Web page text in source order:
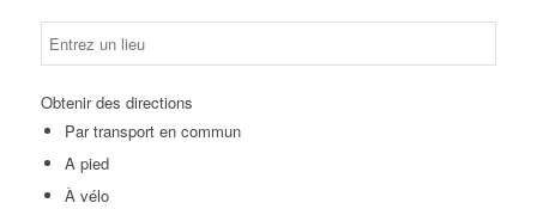
Obtenir des directions
Par transport en commun
A pied
À vélo